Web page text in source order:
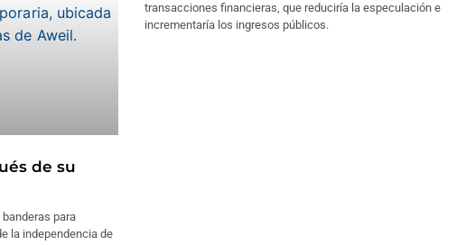
de su
para
la independencia de
transacciones financieras, que reduciría la especulación e
incrementaría los ingresos públicos.